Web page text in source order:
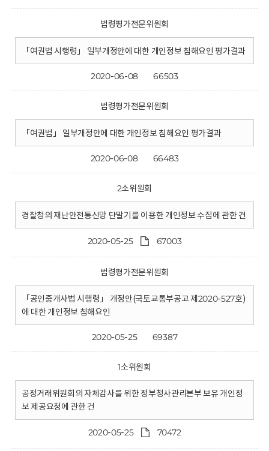
법령평가전문위원회
「여권법 시행령」 일부개정안에 대한 개인정보 침해요인 평가결과
2020-06-08 66503
법령평가전문위원회
「여권법」 일부개정안에 대한 개인정보 침해요인 평가결과
2020-06-08 66483
2소위원회
경찰청의 재난안전통신망 단말기를 이용한 개인정보 수집에 관한 건
2020-05-25 67003
법령평가전문위원회
「공인중개사법 시행령」 개정안(국토교통부공고 제2020-527호)
에 대한 개인정보 침해요인
2020-05-25 69387
1소위원회
공정거래위원회의 자체감사를 위한 정부청사관리본부 보유 개인정
보 제공요청에 관한 건
2020-05-25 70472